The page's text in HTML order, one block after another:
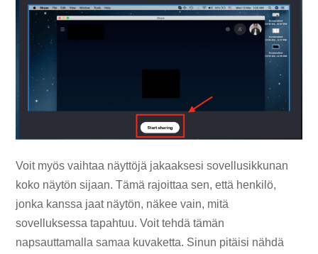
Voit myös vaihtaa näyttöjä jakaaksesi sovellusikkunan
koko näytön sijaan. Tämä rajoittaa sen, että henkilö,
jonka kanssa jaat näytön, näkee vain, mitä
sovelluksessa tapahtuu. Voit tehdä tämän
napsauttamalla samaa kuvaketta. Sinun pitäisi nähdä